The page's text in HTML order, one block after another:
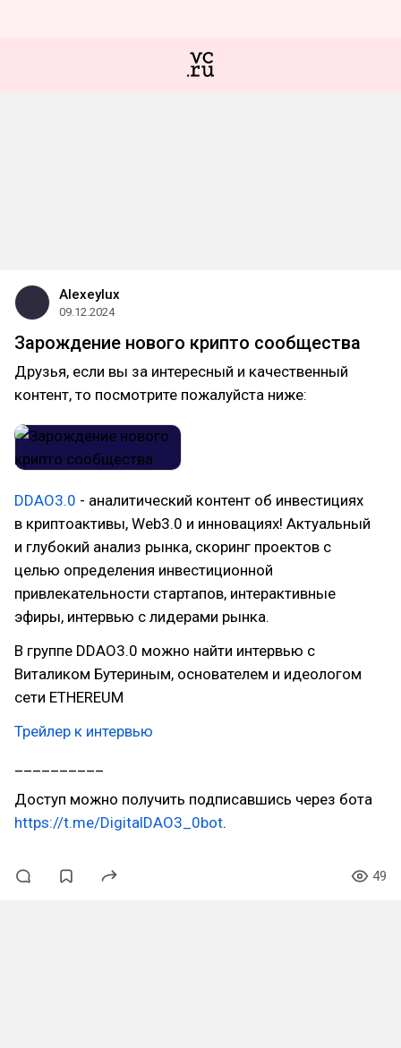
Alexeylux
09.12.2024
Зарождение нового крипто сообщества
Друзья, если вы за интересный и качественный
контент, то посмотрите пожалуйста ниже:
DDAO3.0 - аналитический контент об инвестициях
в криптоактивы, Web3.0 и инновациях! Актуальный
и глубокий анализ рынка, скоринг проектов с
целью определения инвестиционной
привлекательности стартапов, интерактивные
эфиры, интервью с лидерами рынка.
В группе DDAO3.0 можно найти интервью с
Виталиком Бутериным, основателем и идеологом
сети ETHEREUM
Трейлер к интервью
Доступ можно получить подписавшись через бота
https://t.me/DigitalDAO3_0bot.
49